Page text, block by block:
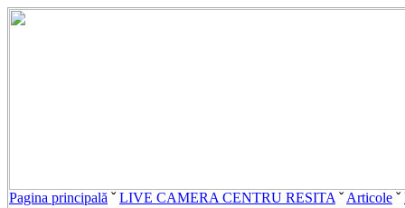
Pagina principală ˇLIVE CAMERA CENTRU RESITA ˇArticole ˇ